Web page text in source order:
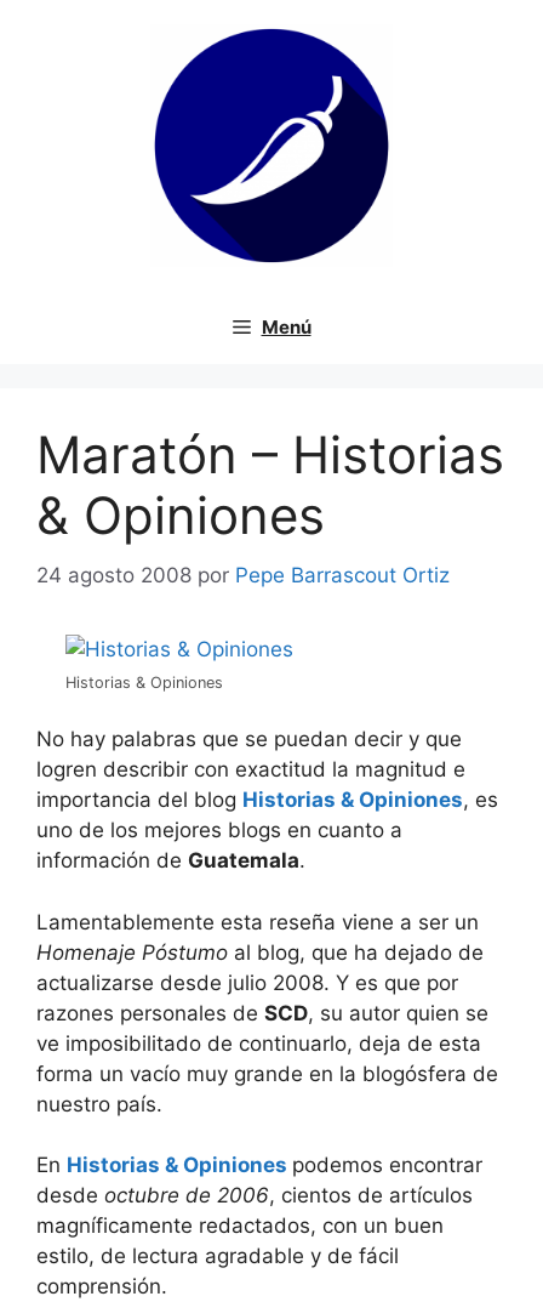
Menú
Maratón – Historias
& Opiniones
24 agosto 2008 por Pepe Barrascout Ortiz
Historias & Opiniones
No hay palabras que se puedan decir y que
logren describir con exactitud la magnitud e
importancia del blog Historias & Opiniones, es
uno de los mejores blogs en cuanto a
información de Guatemala.
Lamentablemente esta reseña viene a ser un
Homenaje Póstumo al blog, que ha dejado de
actualizarse desde julio 2008. Y es que por
razones personales de SCD, su autor quien se
ve imposibilitado de continuarlo, deja de esta
forma un vacío muy grande en la blogósfera de
nuestro país.
En Historias & Opiniones podemos encontrar
desde octubre de 2006, cientos de artículos
magníficamente redactados, con un buen
estilo, de lectura agradable y de fácil
comprensión.